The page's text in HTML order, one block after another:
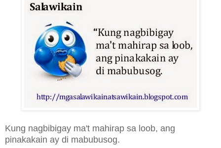
Kung nagbibigay ma't mahirap sa loob, ang
pinakakain ay di mabubusog.